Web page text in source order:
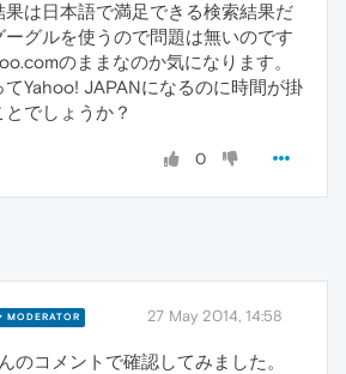
果は日本語で満足できる検索結果だ
ーグルを使うので問題は無いのです
のままなのか気になります。
Yahoo! JAPANになるのに時間が掛
でしょうか？
0
MODERATOR 27 May 2014, 14:58
のコメントで確認してみました。